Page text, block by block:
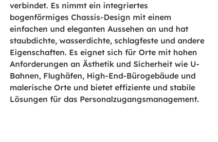
verbindet. Es nimmt ein integriertes
bogenförmiges Chassis-Design mit einem
einfachen und eleganten Aussehen an und hat
staubdichte, wasserdichte, schlagfeste und andere
Eigenschaften. Es eignet sich für Orte mit hohen
Anforderungen an Ästhetik und Sicherheit wie U-
Bahnen, Flughäfen, High-End-Bürogebäude und
malerische Orte und bietet effiziente und stabile
Lösungen für das Personalzugangsmanagement.